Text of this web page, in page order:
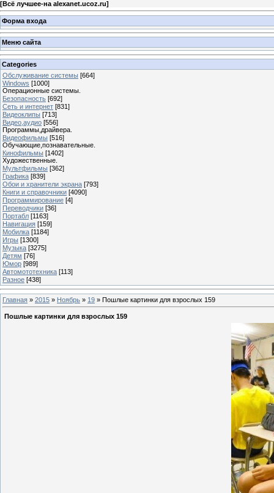
[Всё лучшее-на alexanet.ucoz.ru]
Форма входа
Меню сайта
Categories
Обслуживание системы [664]
Windows [1000]
Операционные системы.
Безопасность [692]
Сеть и интернет [831]
Видеоклипы [713]
Видео,аудио [556]
Программы,драйвера.
Видеофильмы [516]
Обучающие,познавательные.
Кинофильмы [1402]
Художественные.
Мультфильмы [362]
Графика [839]
Обои и хранители экрана [793]
Книги и справочники [4090]
Программирование [4]
Переводчики [36]
Портабл [1163]
Навигация [159]
Мобилка [1184]
Игры [1300]
Музыка [3275]
Детям [76]
Юмор [989]
Автомототехника [113]
Разное [438]
Главная » 2015 » Ноябрь » 19 » Пошлые картинки для взрослых 159
Пошлые картинки для взрослых 159